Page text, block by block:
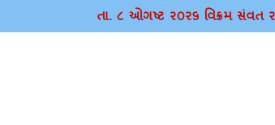
તા. ૮ ઓગષ્ટ ર૦ર૬ વિક્રમ સંવત